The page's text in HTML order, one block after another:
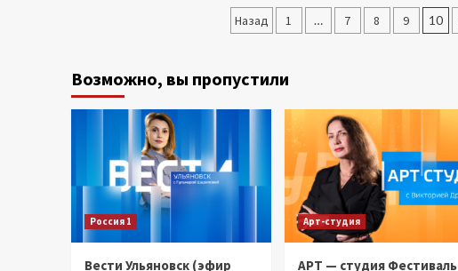
Пагинация
Назад 1 … 7 8 9 10
Возможно, вы пропустили
Россия 1
Вести Ульяновск (эфир
Арт-студия
АРТ — студия Фестиваль